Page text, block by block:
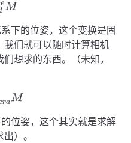
ase
下的位姿，这个变换是固
我们就可以随时计算相机
想求的东西。（未知，
aend
位姿，这个其实就是求解
）。